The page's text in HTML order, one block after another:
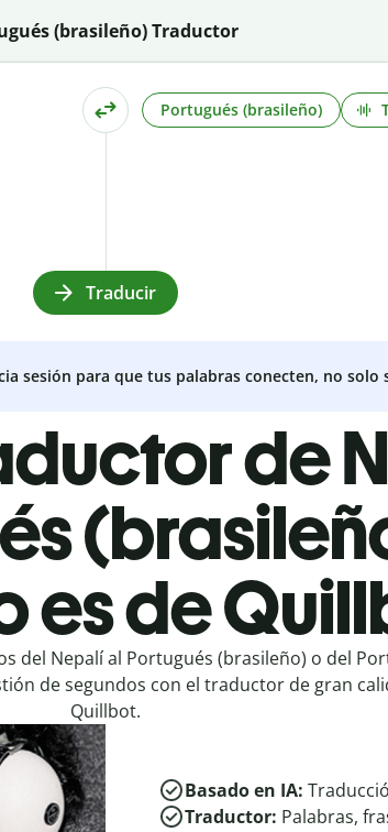
(brasileño) Traductor
Portugués (brasileño)
Traducir
sesión para que tus palabras conecten, no solo
de
es de
del Nepalí al Portugués (brasileño) o del
de segundos con el traductor de gran
Quillbot.
Basado en IA:
Traductor: Palabras,